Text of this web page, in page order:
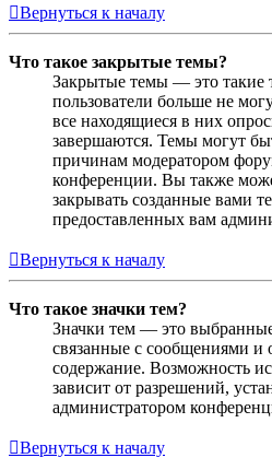
Вернуться к началу
Что такое закрытые темы?
Закрытые темы — это такие
пользователи больше не
все находящиеся в них
завершаются. Темы могут
причинам модератором
конференции. Вы также
закрывать созданные вами
предоставленных вам
Вернуться к началу
Что такое значки тем?
Значки тем — это
связанные с сообщениями
содержание. Возможность
зависит от разрешений,
администратором
Вернуться к началу